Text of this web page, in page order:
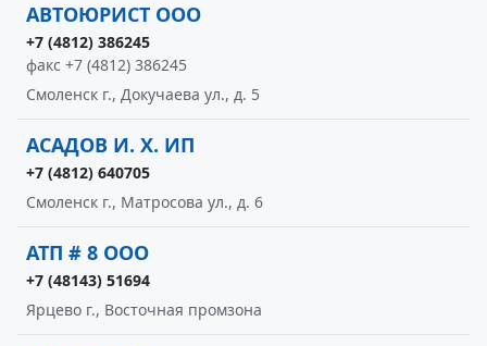
АВТОЮРИСТ ООО
+7 (4812) 386245
факс +7 (4812) 386245
Смоленск г., Докучаева ул., д. 5
АСАДОВ И. Х. ИП
+7 (4812) 640705
Смоленск г., Матросова ул., д. 6
АТП # 8 ООО
+7 (48143) 51694
Ярцево г., Восточная промзона